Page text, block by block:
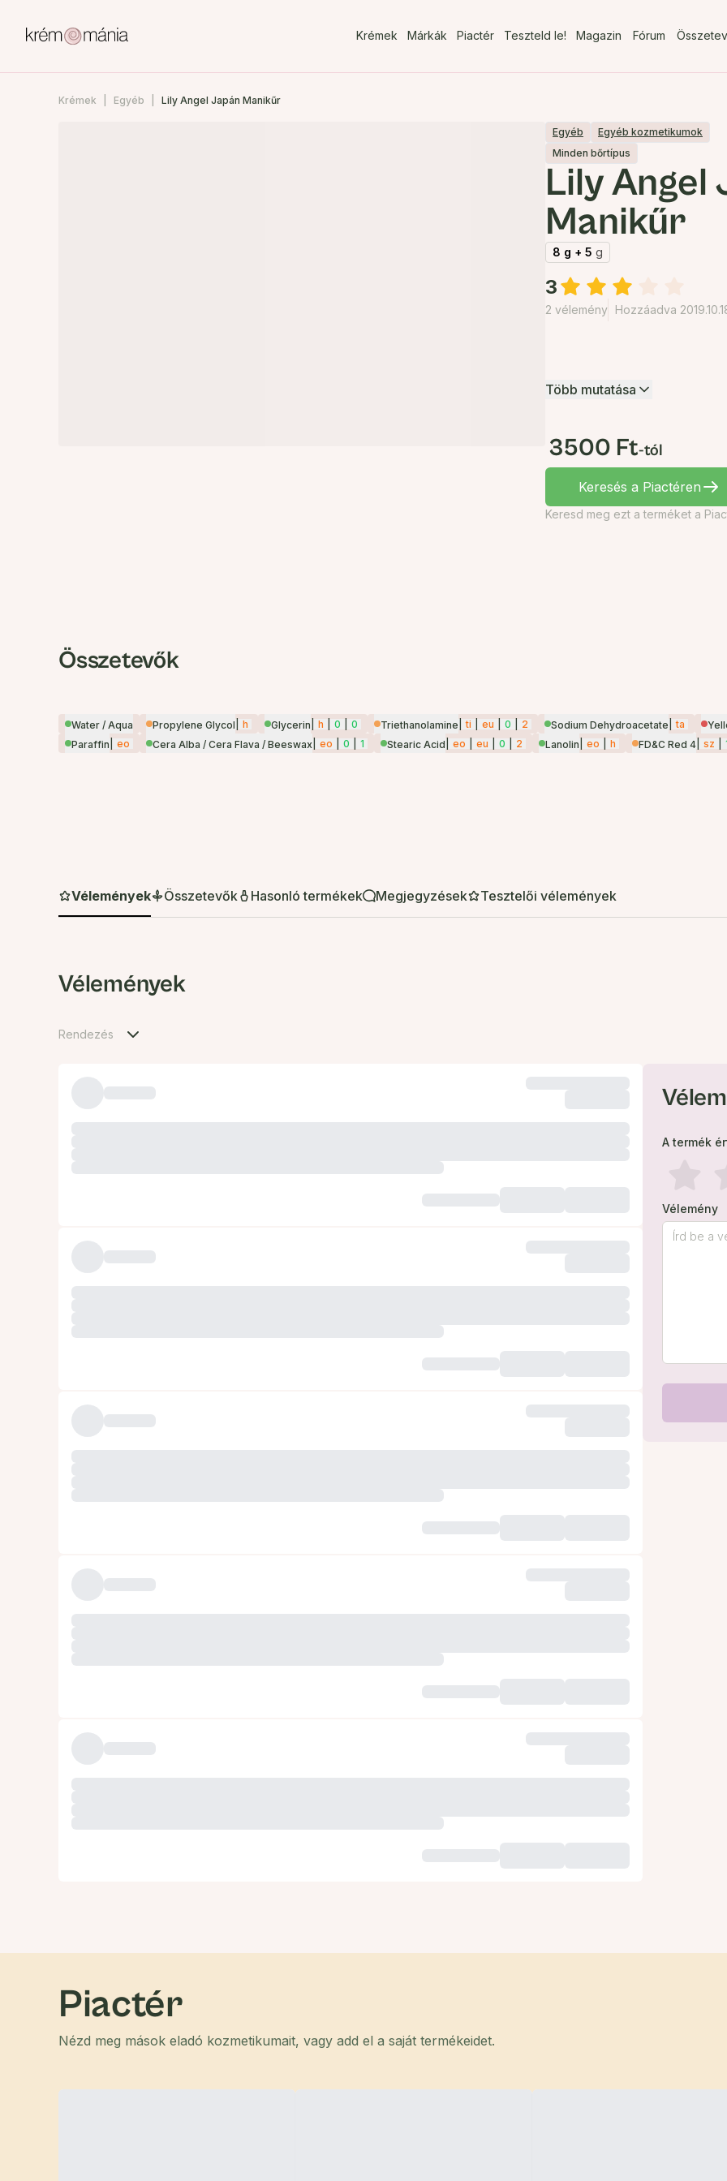
Krémek Márkák Piactér Teszteld le! Magazin Fórum
Krémek Egyéb Lily Angel Japán Manikűr
Egyéb
Egyéb kozmetikumok
Minden bőrtípus
Lily Angel
Manikűr
8 g + 5 g
3
2 vélemény Hozzáadva
Több mutatása
3500 Ft-tól
Keresés a Piactéren
Keresd meg ezt a terméket a
Összetevők
Water / Aqua Propylene Glycol h Glycerin h 0 0 Triethanolamine ti eu 0 2 Sodium Dehydroacetate ta
Paraffin
eo Cera Alba / Cera Flava / Beeswax eo 0 1 Stearic Acid eo eu 0 2 Lanolin eo h FD&C Red 4 sz
Vélemények Összetevők Hasonló termékek Megjegyzések Tesztelői vélemények
Vélemények
Rendezés
A termék
Vélemény
Piactér
Nézd meg mások eladó kozmetikumait, vagy add el a saját termékeidet.